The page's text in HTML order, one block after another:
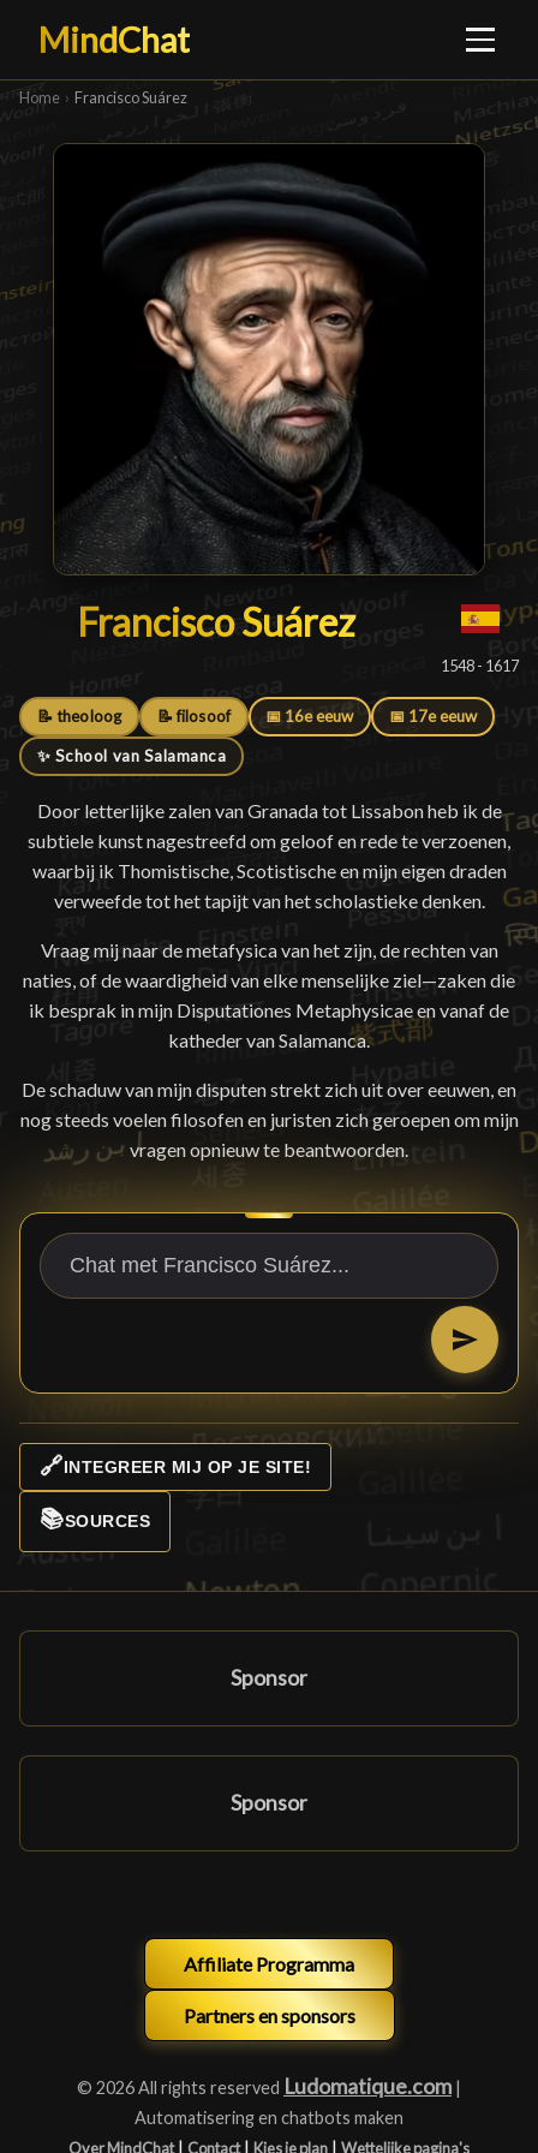
MindChat
Home › Francisco Suárez
Francisco Suárez
Francisco Suárez█
1548 - 1617
📝 theoloog 📝 filosoof 📅 16e eeuw 📅 17e eeuw
✨ School van Salamanca
Door letterlijke zalen van Granada tot Lissabon heb ik de
subtiele kunst nagestreefd om geloof en rede te verzoenen,
waarbij ik Thomistische, Scotistische en mijn eigen draden
verweefde tot het tapijt van het scholastieke denken.
Vraag mij naar de metafysica van het zijn, de rechten van
naties, of de waardigheid van elke menselijke ziel—zaken die
ik besprak in mijn Disputationes Metaphysicae en vanaf de
katheder van Salamanca.
De schaduw van mijn disputen strekt zich uit over eeuwen, en
nog steeds voelen filosofen en juristen zich geroepen om mijn
vragen opnieuw te beantwoorden.
🔗INTEGREER MIJ OP JE SITE!
📚SOURCES
Sponsor
Sponsor
Affiliate Programma
Partners en sponsors
© 2026 All rights reserved Ludomatique.com |
Automatisering en chatbots maken
Over MindChat | Contact | Kies je plan | Wettelijke pagina's